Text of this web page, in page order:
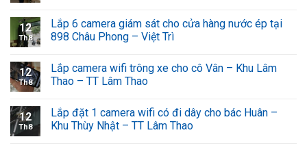
12
Th8
Lắp 6 camera giám sát cho cửa hàng nước ép tại
898 Châu Phong – Việt Trì
12
Th8
Lắp camera wifi trông xe cho cô Vân – Khu Lâm
Thao – TT Lâm Thao
12
Th8
Lắp đặt 1 camera wifi có đi dây cho bác Huân –
Khu Thùy Nhật – TT Lâm Thao